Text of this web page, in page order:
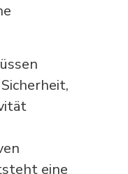
eine